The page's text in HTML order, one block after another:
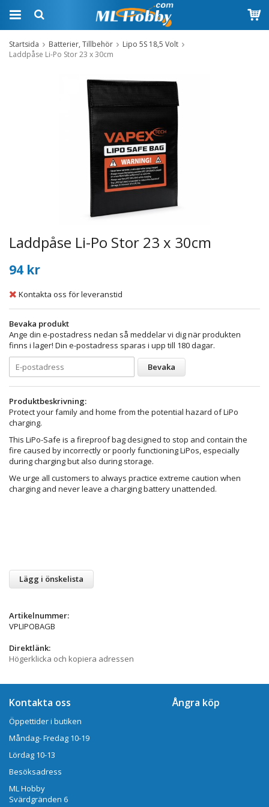
Startsida Batterier, Tillbehör
Lipo 5S 18,5 Volt
Laddpåse Li-Po Stor 23 x 30cm
Laddpåse Li-Po Stor 23 x 30cm
94 kr
Kontakta oss för leveranstid
Bevaka produkt
Ange din e-postadress nedan så meddelar vi dig när produkten
finns i lager! Din e-postadress sparas i upp till 180 dagar.
Bevaka
Produktbeskrivning:
Protect your family and home from the potential hazard of LiPo
charging.
This LiPo-Safe is a fireproof bag designed to stop and contain the
fire caused by incorrectly or poorly functioning LiPos, especially
during charging but also during storage.
We urge all customers to always practice extreme caution when
charging and never leave a charging battery unattended.
Lägg i önskelista
Artikelnummer:
VPLIPOBAGB
Direktlänk:
Högerklicka och kopiera adressen
Kontakta oss
Öppettider i butiken
Måndag- Fredag 10-19
Lördag 10-13
Besöksadress
ML Hobby
Svärdgränden 6
Ångra köp